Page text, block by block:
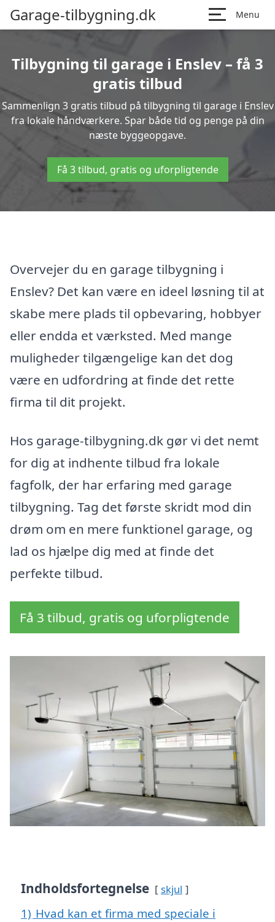
Garage-tilbygning.dk Menu
Tilbygning til garage i Enslev – få 3
gratis tilbud
Sammenlign 3 gratis tilbud på tilbygning til garage i Enslev
fra lokale håndværkere. Spar både tid og penge på din
næste byggeopgave.
Få 3 tilbud, gratis og uforpligtende
Overvejer du en garage tilbygning i
Enslev? Det kan være en ideel løsning til at
skabe mere plads til opbevaring, hobbyer
eller endda et værksted. Med mange
muligheder tilgængelige kan det dog
være en udfordring at finde det rette
firma til dit projekt.
Hos garage-tilbygning.dk gør vi det nemt
for dig at indhente tilbud fra lokale
fagfolk, der har erfaring med garage
tilbygning. Tag det første skridt mod din
drøm om en mere funktionel garage, og
lad os hjælpe dig med at finde det
perfekte tilbud.
Få 3 tilbud, gratis og uforpligtende
Indholdsfortegnelse skjul
1) Hvad kan et firma med speciale i